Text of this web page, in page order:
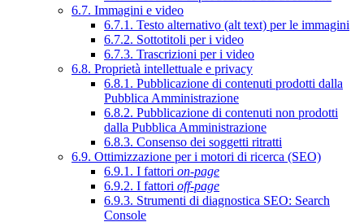
6.7. Immagini e video
6.7.1. Testo alternativo (alt text) per le immagini
6.7.2. Sottotitoli per i video
6.7.3. Trascrizioni per i video
6.8. Proprietà intellettuale e privacy
6.8.1. Pubblicazione di contenuti prodotti dalla
Pubblica Amministrazione
6.8.2. Pubblicazione di contenuti non prodotti
dalla Pubblica Amministrazione
6.8.3. Consenso dei soggetti ritratti
6.9. Ottimizzazione per i motori di ricerca (SEO)
6.9.1. I fattori on-page
6.9.2. I fattori off-page
6.9.3. Strumenti di diagnostica SEO: Search
Console